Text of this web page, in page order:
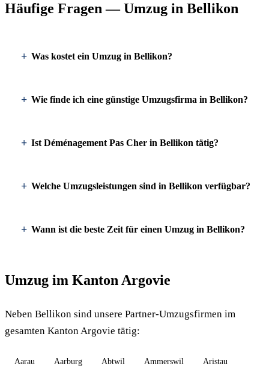
Häufige Fragen — Umzug in Bellikon
Was kostet ein Umzug in Bellikon?
Wie finde ich eine günstige Umzugsfirma in Bellikon?
Ist Déménagement Pas Cher in Bellikon tätig?
Welche Umzugsleistungen sind in Bellikon verfügbar?
Wann ist die beste Zeit für einen Umzug in Bellikon?
Umzug im Kanton Argovie
Neben Bellikon sind unsere Partner-Umzugsfirmen im
gesamten Kanton Argovie tätig:
Aarau Aarburg Abtwil Ammerswil Aristau